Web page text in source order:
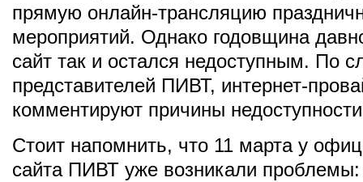
прямую онлайн-трансляцию
мероприятий. Однако годовщина
сайт так и остался недоступным. По
представителей ПИВТ, интернет-
комментируют причины
Стоит напомнить, что 11 марта у
сайта ПИВТ уже возникали